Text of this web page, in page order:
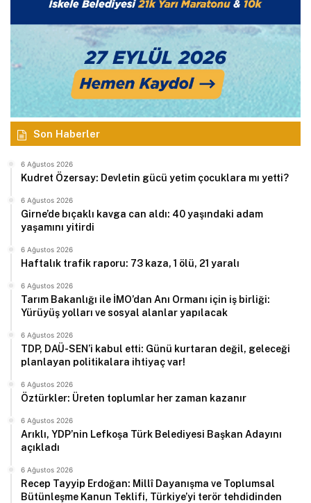
Son Haberler
6 Ağustos 2026
Kudret Özersay: Devletin gücü yetim çocuklara mı yetti?
6 Ağustos 2026
Girne’de bıçaklı kavga can aldı: 40 yaşındaki adam
yaşamını yitirdi
6 Ağustos 2026
Haftalık trafik raporu: 73 kaza, 1 ölü, 21 yaralı
6 Ağustos 2026
Tarım Bakanlığı ile İMO’dan Anı Ormanı için iş birliği:
Yürüyüş yolları ve sosyal alanlar yapılacak
6 Ağustos 2026
TDP, DAÜ-SEN’i kabul etti: Günü kurtaran değil, geleceği
planlayan politikalara ihtiyaç var!
6 Ağustos 2026
Öztürkler: Üreten toplumlar her zaman kazanır
6 Ağustos 2026
Arıklı, YDP’nin Lefkoşa Türk Belediyesi Başkan Adayını
açıkladı
6 Ağustos 2026
Recep Tayyip Erdoğan: Millî Dayanışma ve Toplumsal
Bütünleşme Kanun Teklifi, Türkiye’yi terör tehdidinden